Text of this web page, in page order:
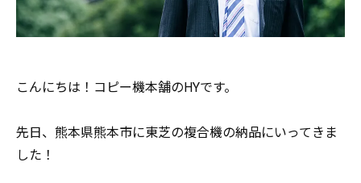
こんにちは！コピー機本舗のHYです。
先日、熊本県熊本市に東芝の複合機の納品にいってきま
した！